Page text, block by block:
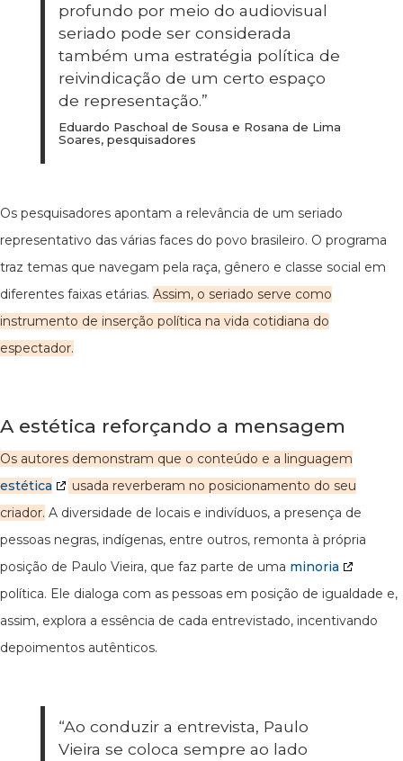
profundo por meio do audiovisual
seriado pode ser considerada
também uma estratégia política de
reivindicação de um certo espaço
de representação.”
Eduardo Paschoal de Sousa e Rosana de Lima
Soares, pesquisadores
Os pesquisadores apontam a relevância de um seriado
representativo das várias faces do povo brasileiro. O programa
traz temas que navegam pela raça, gênero e classe social em
diferentes faixas etárias. Assim, o seriado serve como
instrumento de inserção política na vida cotidiana do
espectador.
A estética reforçando a mensagem
Os autores demonstram que o conteúdo e a linguagem
estética
usada reverberam no posicionamento do seu
criador. A diversidade de locais e indivíduos, a presença de
pessoas negras, indígenas, entre outros, remonta à própria
posição de Paulo Vieira, que faz parte de uma minoria
política. Ele dialoga com as pessoas em posição de igualdade e,
assim, explora a essência de cada entrevistado, incentivando
depoimentos autênticos.
“Ao conduzir a entrevista, Paulo
Vieira se coloca sempre ao lado